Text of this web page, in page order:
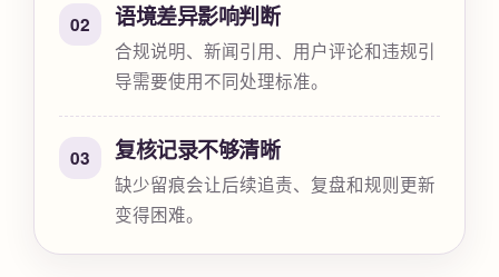
02 语境差异影响判断
合规说明、新闻引用、用户评论和违规引
导需要使用不同处理标准。
03 复核记录不够清晰
缺少留痕会让后续追责、复盘和规则更新
变得困难。